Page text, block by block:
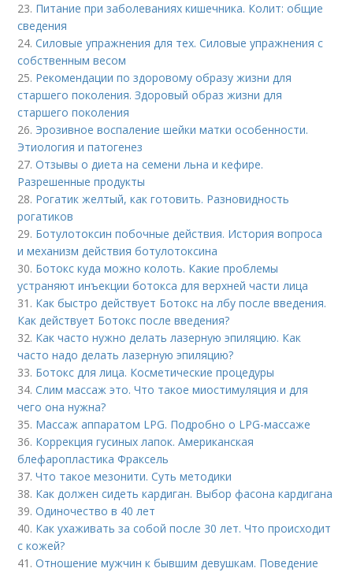
23. Питание при заболеваниях кишечника. Колит: общие
сведения
24.Силовые упражнения для тех. Силовые упражнения с
собственным весом
25. Рекомендации по здоровому образу жизни для
старшего поколения. Здоровый образ жизни для
старшего поколения
26. Эрозивное воспаление шейки матки особенности.
Этиология и патогенез
27.Отзывы о диета на семени льна и кефире.
Разрешенные продукты
28. Рогатик желтый, как готовить. Разновидность
рогатиков
29. Ботулотоксин побочные действия. История вопроса
и механизм действия ботулотоксина
30. Ботокс куда можно колоть. Какие проблемы
устраняют инъекции ботокса для верхней части лица
31. Как быстро действует Ботокс на лбу после введения.
Как действует Ботокс после введения?
32. Как часто нужно делать лазерную эпиляцию. Как
часто надо делать лазерную эпиляцию?
33. Ботокс для лица. Косметические процедуры
34.Слим массаж это. Что такое миостимуляция и для
чего она нужна?
35. Массаж аппаратом LPG. Подробно о LPG-массаже
36. Коррекция гусиных лапок. Американская
блефаропластика Фраксель
37.Что такое мезонити. Суть методики
38. Как должен сидеть кардиган. Выбор фасона кардигана
39.Одиночество в 40 лет
40. Как ухаживать за собой после 30 лет. Что происходит
с кожей?
41.Отношение мужчин к бывшим девушкам. Поведение